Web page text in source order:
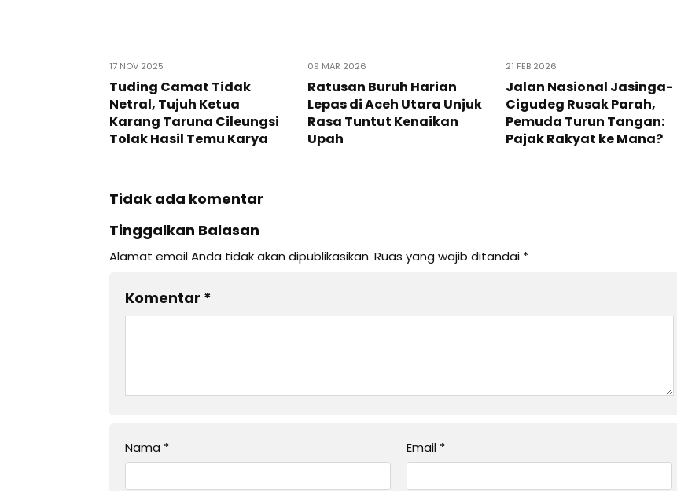
17 NOV 2025
Tuding Camat Tidak
Netral, Tujuh Ketua
Karang Taruna Cileungsi
Tolak Hasil Temu Karya
09 MAR 2026
Ratusan Buruh Harian
Lepas di Aceh Utara Unjuk
Rasa Tuntut Kenaikan
Upah
21 FEB 2026
Jalan Nasional Jasinga-
Cigudeg Rusak Parah,
Pemuda Turun Tangan:
Pajak Rakyat ke Mana?
Tidak ada komentar
Tinggalkan Balasan
Alamat email Anda tidak akan dipublikasikan. Ruas yang wajib ditandai *
Komentar *
Nama * Email *